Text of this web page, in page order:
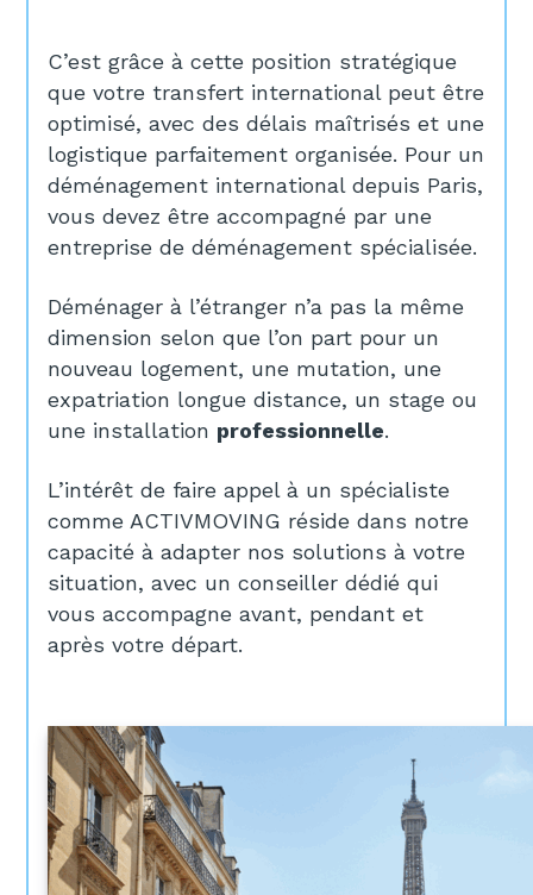
C’est grâce à cette position stratégique
que votre transfert international peut être
optimisé, avec des délais maîtrisés et une
logistique parfaitement organisée. Pour un
déménagement international depuis Paris,
vous devez être accompagné par une
entreprise de déménagement spécialisée.
Déménager à l’étranger n’a pas la même
dimension selon que l’on part pour un
nouveau logement, une mutation, une
expatriation longue distance, un stage ou
une installation professionnelle.
L’intérêt de faire appel à un spécialiste
comme ACTIVMOVING réside dans notre
capacité à adapter nos solutions à votre
situation, avec un conseiller dédié qui
vous accompagne avant, pendant et
après votre départ.